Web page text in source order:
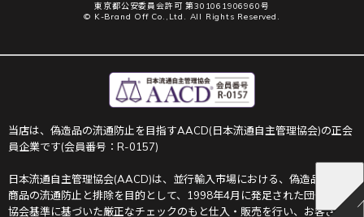
東京都公安委員会許可 第301061906960号
© K-Brand Off Co.,Ltd. All Rights Reserved.
当店は、偽造品の流通防止を目指すAACD(日本流通自主管理協会)の正会
員企業です(会員番号：R-0157)
日本流通自主管理協会(AACD)は、並行輸入市場における、偽造品や不正
商品の流通防止と排除を目的として、1998年4月に発足された団体です。
協会基準に基づいた厳正なチェックのもと仕入・販売を行い、お客さま